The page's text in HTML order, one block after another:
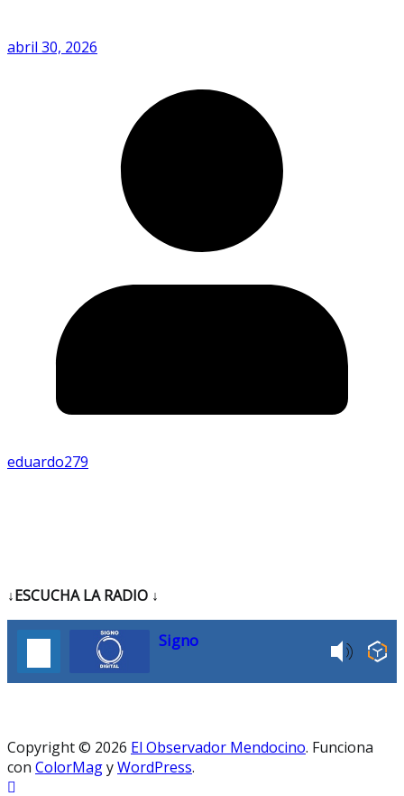
abril 30, 2026
eduardo279
↓ESCUCHA LA RADIO ↓
Signo
Copyright © 2026 El Observador Mendocino. Funciona
con ColorMagyWordPress.